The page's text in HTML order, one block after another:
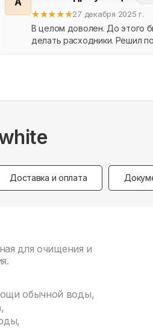
★★★★★27 декабря 2025 г.
В целом доволен. До этого
делать расходники. Решил
Доставка и оплата
для очищения и
обычной воды,